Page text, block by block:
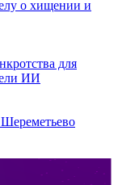
о хищении и
для
ИИ